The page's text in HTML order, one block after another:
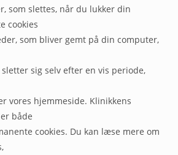
som slettes, når du lukker din
cookies
som bliver gemt på din computer,
sig selv efter en vis periode,
vores hjemmeside. Klinikkens
både
cookies. Du kan læse mere om